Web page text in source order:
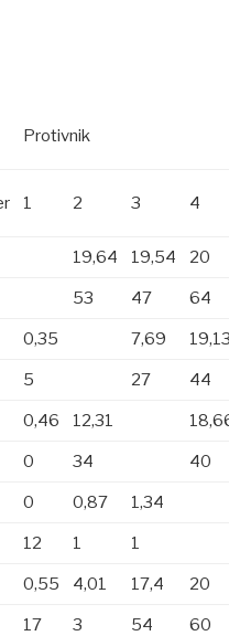
Protivnik
1 2 3 4
19,64 19,54 20
53 47 64
0,35 7,69
5 27 44
0,46 12,31
0 34 40
0 0,87 1,34
12 1 1
0,55 4,01 17,4 20
17 3 54 60